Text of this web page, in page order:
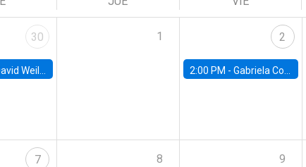
30
Weil, Brown University
1 2
2:00 PM - Gabriela Contreras, Banco Central de Chile y UC
7 8 9